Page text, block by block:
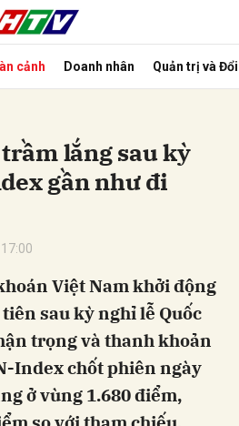
cảnh Doanh nhân Quản trị và
lắng sau kỳ
gần như đi
Việt Nam khởi động
sau kỳ nghỉ lễ Quốc
trọng và thanh khoản
Index chốt phiên ngày
ở vùng 1.680 điểm,
Hủy